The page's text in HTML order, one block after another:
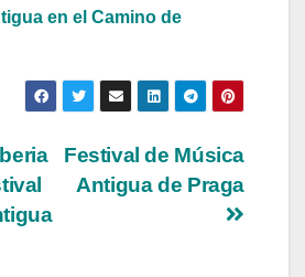
en el Camino de
Festival de Música
Antigua de Praga